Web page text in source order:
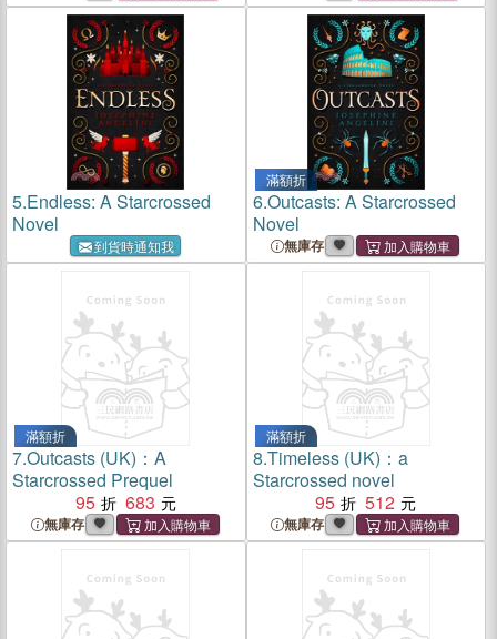
5.Endless: A Starcrossed
Novel
到貨時通知我
滿額折
6.Outcasts: A Starcrossed
Novel
無庫存
滿額折
7.Outcasts (UK)：A
Starcrossed Prequel
95
683
無庫存
滿額折
8.Timeless (UK)：a
Starcrossed novel
95
512
無庫存